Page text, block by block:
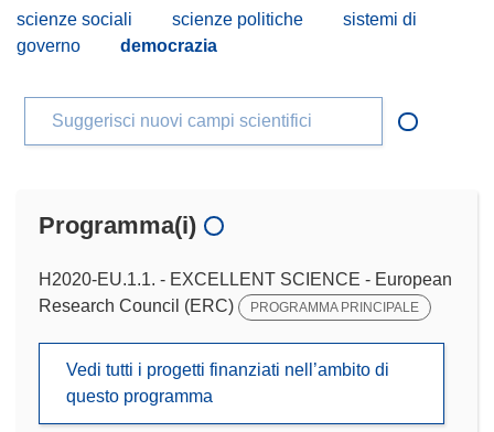
scienze sociali
scienze politiche
sistemi di
governo
democrazia
Suggerisci nuovi campi scientifici
Programma(i)
H2020-EU.1.1. - EXCELLENT SCIENCE - European
Research Council (ERC)
PROGRAMMA PRINCIPALE
Vedi tutti i progetti finanziati nell’ambito di
questo programma